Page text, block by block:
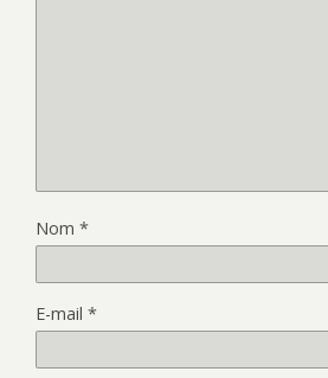
Nom *
E-mail *